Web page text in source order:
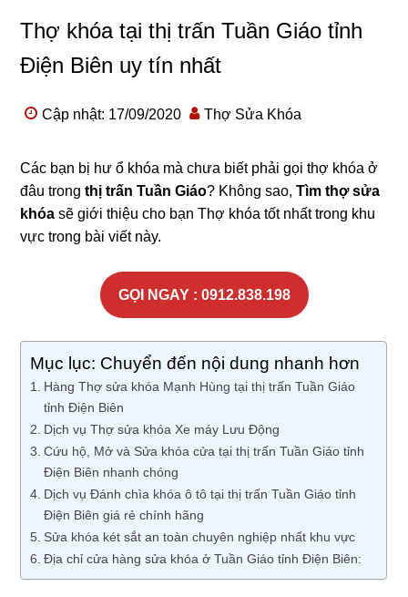
Thợ khóa tại thị trấn Tuần Giáo tỉnh
Điện Biên uy tín nhất
Cập nhật: 17/09/2020 Thợ Sửa Khóa
Các bạn bị hư ổ khóa mà chưa biết phải gọi thợ khóa ở
đâu trongthị trấn Tuần Giáo? Không sao,Tìm thợ sửa
khóa sẽ giới thiệu cho bạn Thợ khóa tốt nhất trong khu
vực trong bài viết này.
GỌI NGAY : 0912.838.198
Mục lục: Chuyển đến nội dung nhanh hơn
Hàng Thợ sửa khóa Mạnh Hùng tại thị trấn Tuần Giáo
tỉnh Điện Biên
Dịch vụ Thợ sửa khóa Xe máy Lưu Động
Cứu hộ, Mở và Sửa khóa cửa tại thị trấn Tuần Giáo tỉnh
Điện Biên nhanh chóng
Dịch vụ Đánh chìa khóa ô tô tại thị trấn Tuần Giáo tỉnh
Điện Biên giá rẻ chính hãng
Sửa khóa két sắt an toàn chuyên nghiệp nhất khu vực
Địa chỉ cửa hàng sửa khóa ở Tuần Giáo tỉnh Điện Biên: